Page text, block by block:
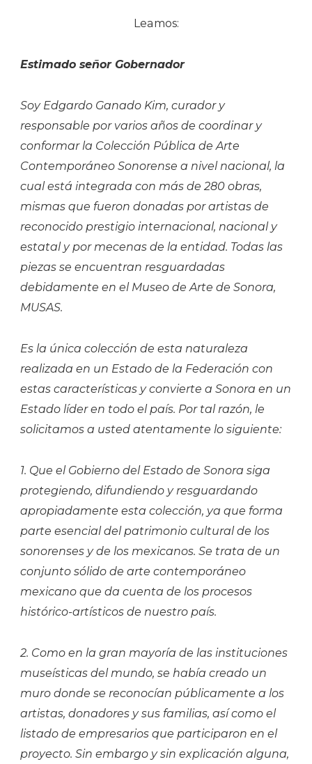
Leamos:
Estimado señor Gobernador
Soy Edgardo Ganado Kim, curador y
responsable por varios años de coordinar y
conformar la Colección Pública de Arte
Contemporáneo Sonorense a nivel nacional, la
cual está integrada con más de 280 obras,
mismas que fueron donadas por artistas de
reconocido prestigio internacional, nacional y
estatal y por mecenas de la entidad. Todas las
piezas se encuentran resguardadas
debidamente en el Museo de Arte de Sonora,
MUSAS.
Es la única colección de esta naturaleza
realizada en un Estado de la Federación con
estas características y convierte a Sonora en un
Estado líder en todo el país. Por tal razón, le
solicitamos a usted atentamente lo siguiente:
1. Que el Gobierno del Estado de Sonora siga
protegiendo, difundiendo y resguardando
apropiadamente esta colección, ya que forma
parte esencial del patrimonio cultural de los
sonorenses y de los mexicanos. Se trata de un
conjunto sólido de arte contemporáneo
mexicano que da cuenta de los procesos
histórico-artísticos de nuestro país.
2. Como en la gran mayoría de las instituciones
museísticas del mundo, se había creado un
muro donde se reconocían públicamente a los
artistas, donadores y sus familias, así como el
listado de empresarios que participaron en el
proyecto. Sin embargo y sin explicación alguna,